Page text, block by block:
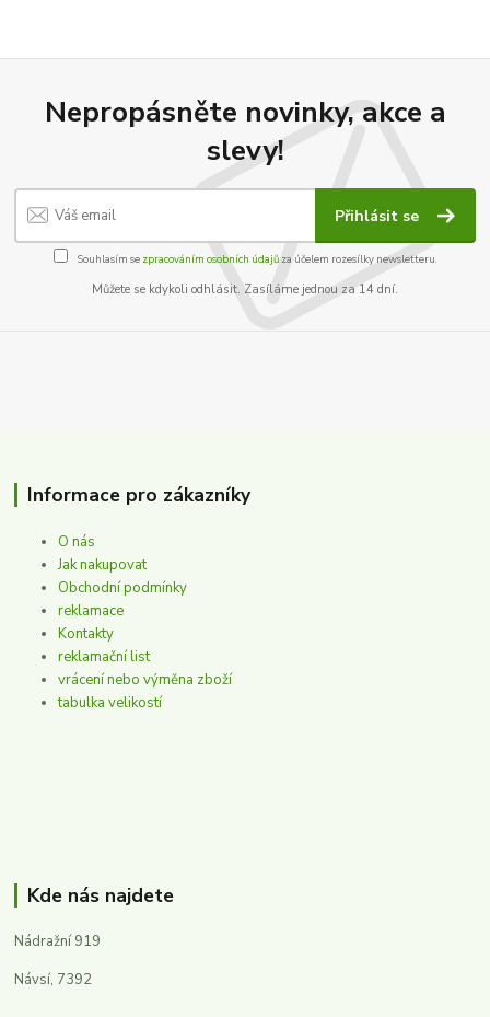
Nepropásněte novinky, akce a
slevy!
Přihlásit se
Souhlasím se zpracováním osobních údajůza účelem rozesílky newsletteru.
Můžete se kdykoli odhlásit. Zasíláme jednou za 14 dní.
Informace pro zákazníky
O nás
Jak nakupovat
Obchodní podmínky
reklamace
Kontakty
reklamační list
vrácení nebo výměna zboží
tabulka velikostí
Kde nás najdete
Nádražní 919
Návsí, 7392